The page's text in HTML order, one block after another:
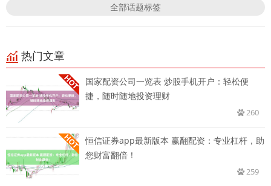
全部话题标签
热门文章
国家配资公司一览表 炒股手机开户：轻松便
捷，随时随地投资理财
260
恒信证券app最新版本 赢翻配资：专业杠杆，助
您财富翻倍！
259